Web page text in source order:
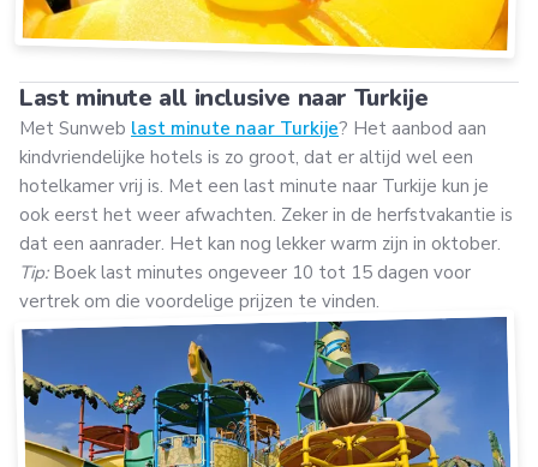
Last minute all inclusive naar Turkije
Met Sunweb last minute naar Turkije? Het aanbod aan
kindvriendelijke hotels is zo groot, dat er altijd wel een
hotelkamer vrij is. Met een last minute naar Turkije kun je
ook eerst het weer afwachten. Zeker in de herfstvakantie is
dat een aanrader. Het kan nog lekker warm zijn in oktober.
Tip:Boek last minutes ongeveer 10 tot 15 dagen voor
vertrek om die voordelige prijzen te vinden.